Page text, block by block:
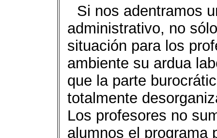
Si nos adentramos
administrativo, no
situación para los
ambiente su ardua
que la parte
totalmente
Los profesores no
alumnos el programa